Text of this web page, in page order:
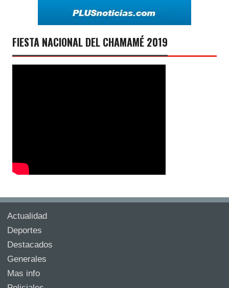
FIESTA NACIONAL DEL CHAMAMÉ 2019
Actualidad
Deportes
Destacados
Generales
Mas info